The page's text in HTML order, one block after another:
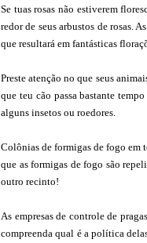
Se tuas rosas não estiverem
redor de seus arbustos de rosas.
que resultará em fantásticas
Preste atenção no que seus
que teu cão passa bastante
alguns insetos ou roedores.
Colônias de formigas de fogo em
que as formigas de fogo são
outro recinto!
As empresas de controle de
compreenda qual é a política